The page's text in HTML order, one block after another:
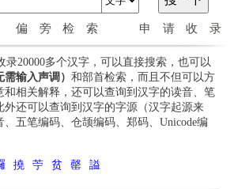
偏旁检索 申请收录
录20000多个汉字，可以直接搜索，也可以
输入声调） 和部首检索，而且不但可以方
和相关解释，还可以查询到汉字的读音、笔
外还可以查询到汉字的字源（汉字起源来
五笔编码、仓颉编码、郑码、Unicode编
撓 苧 贫 罄 謚